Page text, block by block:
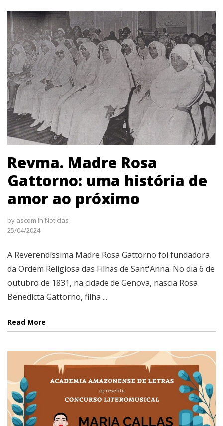
Revma. Madre Rosa
Gattorno: uma história de
amor ao próximo
by ascom in Notícias
25/04/2024
A Reverendíssima Madre Rosa Gattorno foi fundadora
da Ordem Religiosa das Filhas de Sant'Anna. No dia 6 de
outubro de 1831, na cidade de Genova, nascia Rosa
Benedicta Gattorno, filha ...
Read More